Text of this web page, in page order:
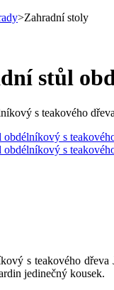
>Zahradní stoly
stůl
s teakového
jedinečný kousek.